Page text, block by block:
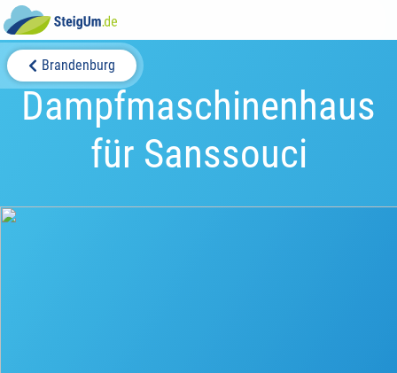
Brandenburg
Dampfmaschinenhaus
für Sanssouci